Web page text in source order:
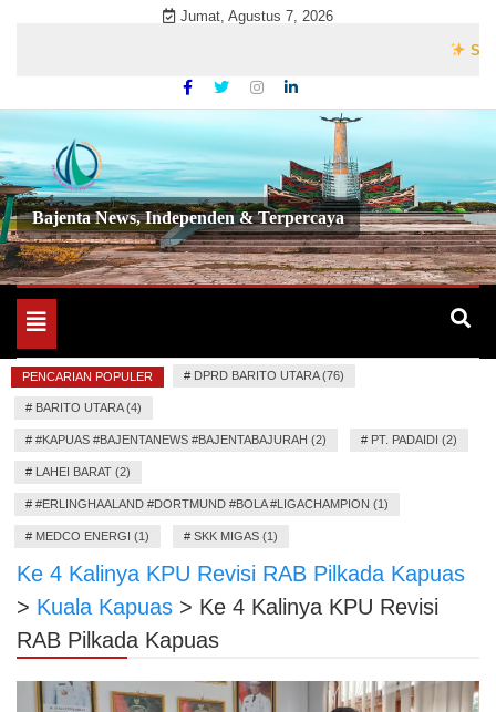
Jumat, Agustus 7, 2026
Bajenta News, Independen & Terpercaya
Toggle
navigation
PENCARIAN POPULER # DPRD BARITO UTARA (76)
# BARITO UTARA (4)
# #KAPUAS #BAJENTANEWS #BAJENTABAJURAH (2) # PT. PADAIDI (2)
# LAHEI BARAT (2)
# #ERLINGHAALAND #DORTMUND #BOLA #LIGACHAMPION (1)
# MEDCO ENERGI (1) # SKK MIGAS (1)
Ke 4 Kalinya KPU Revisi RAB Pilkada Kapuas
> Kuala Kapuas > Ke 4 Kalinya KPU Revisi
RAB Pilkada Kapuas